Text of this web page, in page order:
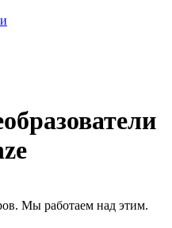
Мы работаем над этим.